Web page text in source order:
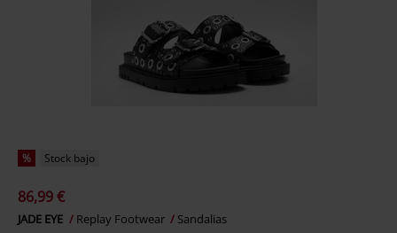
% Stock bajo
86,99 €
JADE EYE Replay Footwear Sandalias